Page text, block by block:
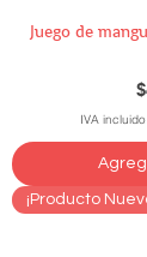
Juego de
IVA incluido
¡Producto